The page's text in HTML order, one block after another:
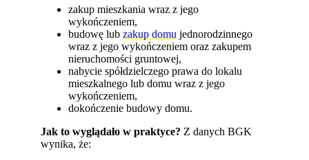
zakup mieszkania wraz z jego
wykończeniem,
budowę lubzakup domu jednorodzinnego
wraz z jego wykończeniem oraz zakupem
nieruchomości gruntowej,
nabycie spółdzielczego prawa do lokalu
mieszkalnego lub domu wraz z jego
wykończeniem,
dokończenie budowy domu.
Jak to wyglądało w praktyce? Z danych BGK
wynika, że: